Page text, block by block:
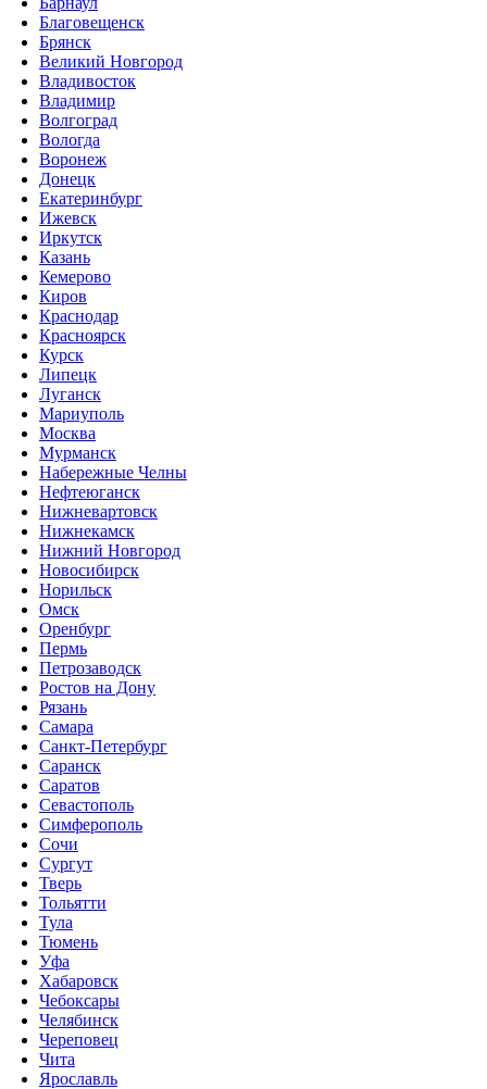
Благовещенск
Брянск
Великий Новгород
Владивосток
Владимир
Волгоград
Вологда
Воронеж
Донецк
Екатеринбург
Ижевск
Иркутск
Казань
Кемерово
Киров
Краснодар
Красноярск
Курск
Липецк
Луганск
Мариуполь
Москва
Мурманск
Набережные Челны
Нефтеюганск
Нижневартовск
Нижнекамск
Нижний Новгород
Новосибирск
Норильск
Омск
Оренбург
Пермь
Петрозаводск
Ростов на Дону
Рязань
Самара
Санкт-Петербург
Саранск
Саратов
Севастополь
Симферополь
Сочи
Сургут
Тверь
Тольятти
Тула
Тюмень
Уфа
Хабаровск
Чебоксары
Челябинск
Череповец
Чита
Ярославль